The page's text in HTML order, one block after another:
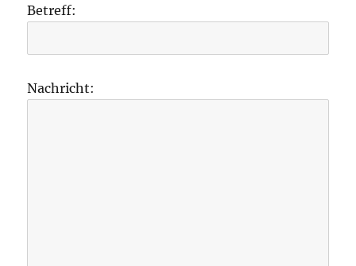
Betreff:
Nachricht: